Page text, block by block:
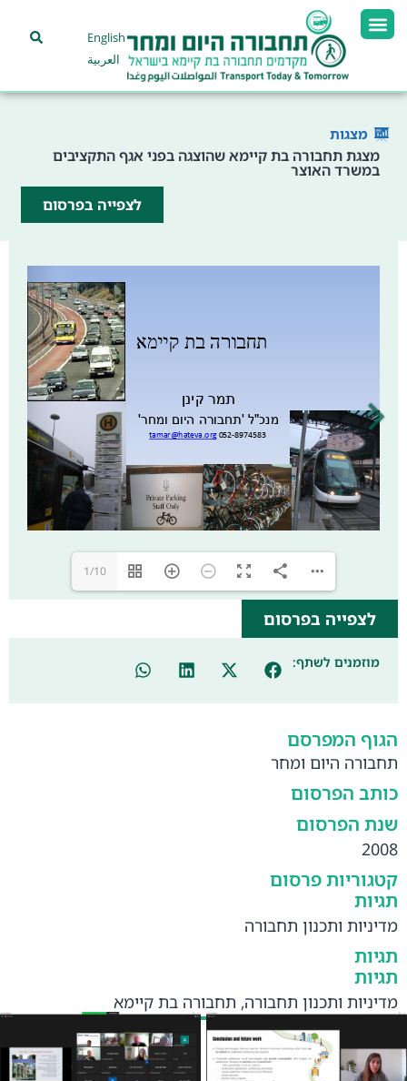
English
العربية
מצגות
מצגת תחבורה בת קיימא שהוצגה בפני אגף התקציבים
במשרד האוצר
לצפייה בפרסום
1/10
לצפייה בפרסום
מוזמנים לשתף:
הגוף המפרסם
תחבורה היום ומחר
כותב הפרסום
שנת הפרסום
2008
קטגוריות פרסום
תגיות
מדיניות ותכנון תחבורה
תגיות
תגיות
מדיניות ותכנון תחבורה, תחבורה בת קיימא